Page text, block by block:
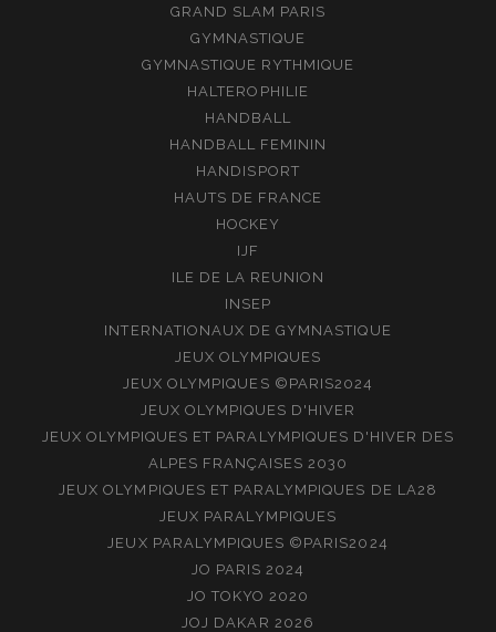
GRAND SLAM PARIS
GYMNASTIQUE
GYMNASTIQUE RYTHMIQUE
HALTEROPHILIE
HANDBALL
HANDBALL FEMININ
HANDISPORT
HAUTS DE FRANCE
HOCKEY
IJF
ILE DE LA REUNION
INSEP
INTERNATIONAUX DE GYMNASTIQUE
JEUX OLYMPIQUES
JEUX OLYMPIQUES ©PARIS2024
JEUX OLYMPIQUES D'HIVER
JEUX OLYMPIQUES ET PARALYMPIQUES D'HIVER DES
ALPES FRANÇAISES 2030
JEUX OLYMPIQUES ET PARALYMPIQUES DE LA28
JEUX PARALYMPIQUES
JEUX PARALYMPIQUES ©PARIS2024
JO PARIS 2024
JO TOKYO 2020
JOJ DAKAR 2026